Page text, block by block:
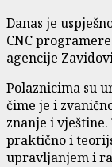
Danas je
CNC
agencije
Polaznicima su
čime je i
znanje i
praktično i
upravljanjem i